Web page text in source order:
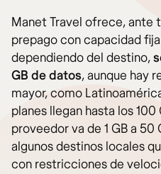
Manet Travel ofrece, ante
prepago con capacidad
dependiendo del destino,
GB de datos, aunque hay
mayor, como
planes llegan hasta los
proveedor va de 1 GB a 50
algunos destinos locales
con restricciones de